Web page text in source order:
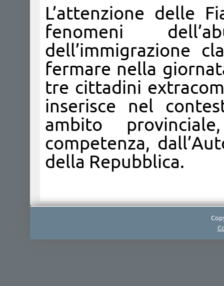
L’attenzione delle
fenomeni
dell’immigrazione
fermare nella
tre cittadini
inserisce nel
ambito
competenza,
della Repubblica.